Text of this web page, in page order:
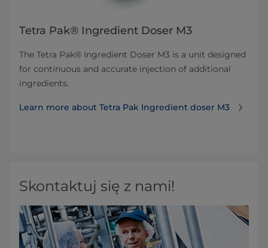
Tetra Pak® Ingredient Doser M3
The Tetra Pak® Ingredient Doser M3 is a unit designed
for continuous and accurate injection of additional
ingredients.
Learn more about Tetra Pak Ingredient doser M3
Skontaktuj się z nami!